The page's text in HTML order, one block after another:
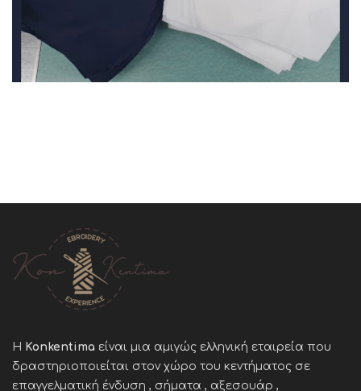
Η Konkentima είναι μια αμιγώς ελληνική εταιρεία που
δραστηριοποιείται στον χώρο του κεντήματος σε
επαγγελματική ένδυση , σήματα , αξεσουάρ ,